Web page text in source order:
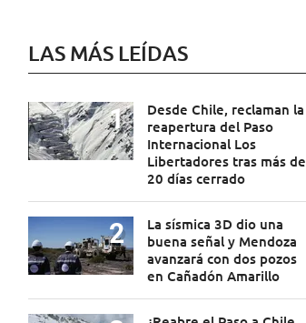
LAS MÁS LEÍDAS
Desde Chile, reclaman la
reapertura del Paso
Internacional Los
Libertadores tras más de
20 días cerrado
La sísmica 3D dio una
buena señal y Mendoza
avanzará con dos pozos
en Cañadón Amarillo